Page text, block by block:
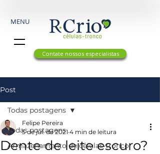
MENU
Contate nossos especialistas
Post
Todas postagens
Armazenamento de células-tronco
Todas postagens
Dente de leite escuro?
Felipe Pereira
5 de jul. de 2021 4 min de leitura